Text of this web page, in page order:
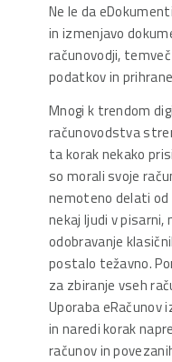
Ne le da
in izmenjavo
računovodji,
podatkov in
Mnogi k trendom
računovodstva
ta korak nekako
so morali svoje
nemoteno delati od
nekaj ljudi v pisarni,
odobravanje
postalo težavno.
za zbiranje vseh
Uporaba eRačunov
in naredi korak
računov in